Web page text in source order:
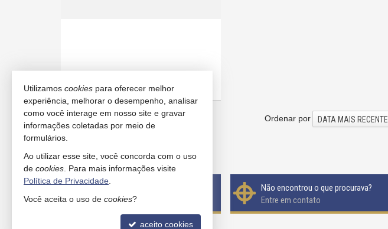
mais imóveis
102imóveis encontrados Ordenar por DATA MAIS RECENTE
(nenhuma avaliação)
Quer vender seu imóvel?
Cadastre-se e anuncie conosco
Não encontrou o que procurava?
Entre em contato
Utilizamos cookies para oferecer melhor
experiência, melhorar o desempenho, analisar
como você interage em nosso site e gravar
informações coletadas por meio de
formulários.
Ao utilizar esse site, você concorda com o uso
de cookies . Para mais informações visite
Política de Privacidade
Você aceita o uso de cookies?
aceito cookies